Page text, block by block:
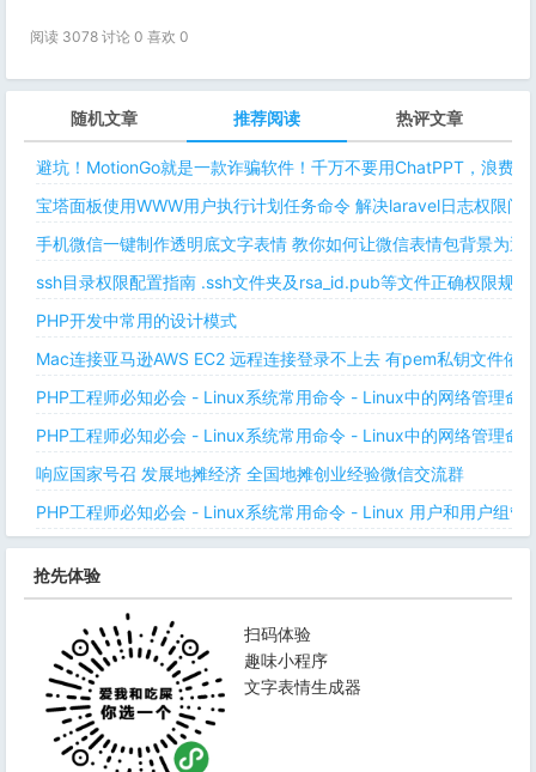
阅读 3078 讨论 0 喜欢 0
随机文章 推荐阅读 热评文章
避坑！MotionGo就是一款诈骗软件！千万不要用ChatPPT，浪费时
宝塔面板使用WWW用户执行计划任务命令 解决laravel日志权限问
手机微信一键制作透明底文字表情 教你如何让微信表情包背景为
ssh目录权限配置指南 .ssh文件夹及rsa_id.pub等文件正确权限规则
PHP开发中常用的设计模式
Mac连接亚马逊AWS EC2 远程连接登录不上去 有pem私钥文件依
PHP工程师必知必会 - Linux系统常用命令 - Linux中的网络管理命
PHP工程师必知必会 - Linux系统常用命令 - Linux中的网络管理命
响应国家号召 发展地摊经济 全国地摊创业经验微信交流群
PHP工程师必知必会 - Linux系统常用命令 - Linux 用户和用户组管
抢先体验
扫码体验
趣味小程序
文字表情生成器